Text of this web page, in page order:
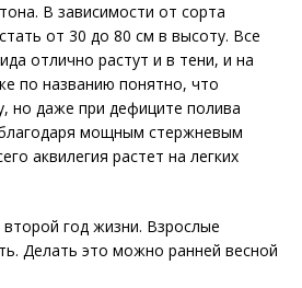
В зависимости от сорта
от 30 до 80 см в высоту. Все
отлично растут и в тени, и на
по названию понятно, что
но даже при дефиците полива
мощным стержневым
аквилегия растет на легких
год жизни. Взрослые
Делать это можно ранней весной